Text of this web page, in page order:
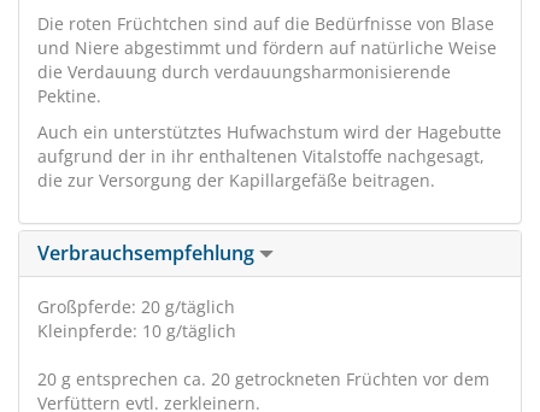
Die roten Früchtchen sind auf die Bedürfnisse von Blase
und Niere abgestimmt und fördern auf natürliche Weise
die Verdauung durch verdauungsharmonisierende
Pektine.
Auch ein unterstütztes Hufwachstum wird der Hagebutte
aufgrund der in ihr enthaltenen Vitalstoffe nachgesagt,
die zur Versorgung der Kapillargefäße beitragen.
Verbrauchsempfehlung
Großpferde: 20 g/täglich
Kleinpferde: 10 g/täglich
20 g entsprechen ca. 20 getrockneten Früchten vor dem
Verfüttern evtl. zerkleinern.